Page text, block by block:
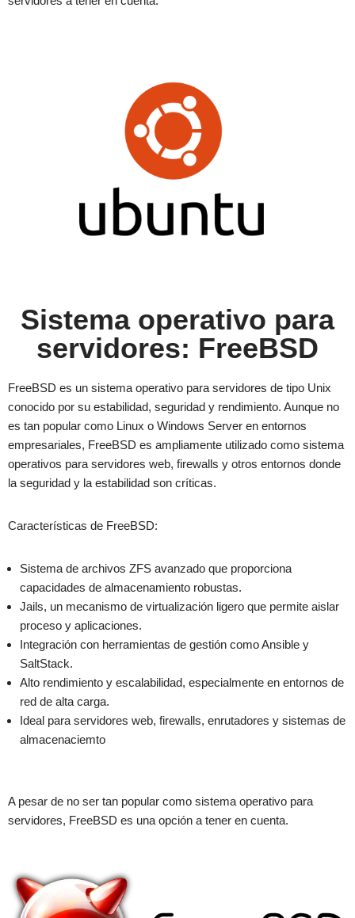
Sistema operativo para
servidores: FreeBSD
FreeBSD es un sistema operativo para servidores de tipo Unix
conocido por su estabilidad, seguridad y rendimiento. Aunque no
es tan popular como Linux o Windows Server en entornos
empresariales, FreeBSD es ampliamente utilizado como sistema
operativos para servidores web, firewalls y otros entornos donde
la seguridad y la estabilidad son críticas.
Características de FreeBSD:
Sistema de archivos ZFS avanzado que proporciona
capacidades de almacenamiento robustas.
Jails, un mecanismo de virtualización ligero que permite aislar
proceso y aplicaciones.
Integración con herramientas de gestión como Ansible y
SaltStack.
Alto rendimiento y escalabilidad, especialmente en entornos de
red de alta carga.
Ideal para servidores web, firewalls, enrutadores y sistemas de
almacenaciemto
A pesar de no ser tan popular como sistema operativo para
servidores, FreeBSD es una opción a tener en cuenta.